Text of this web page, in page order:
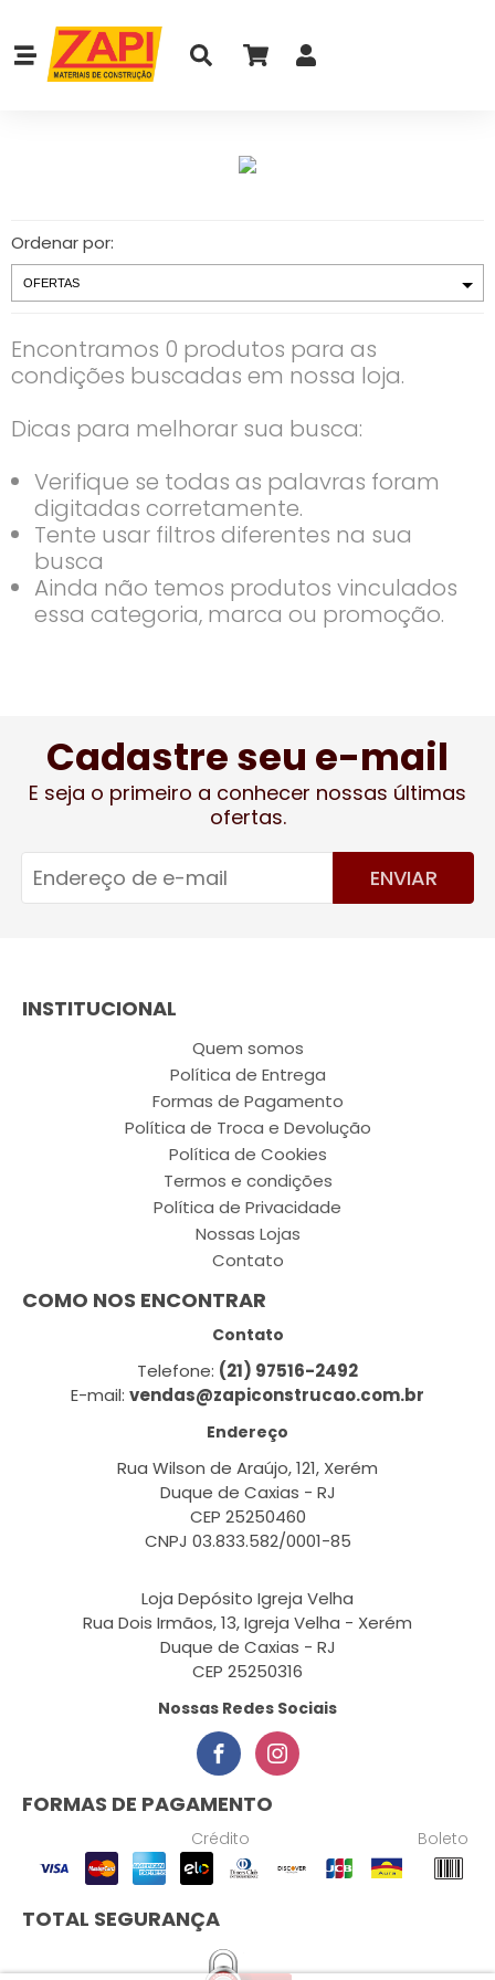
Ordenar por:
Encontramos 0 produtos para as
condições buscadas em nossa loja.
Dicas para melhorar sua busca:
Verifique se todas as palavras foram
digitadas corretamente.
Tente usar filtros diferentes na sua
busca
Ainda não temos produtos vinculados
essa categoria, marca ou promoção.
Cadastre seu e-mail
E seja o primeiro a conhecer nossas últimas
ofertas.
ENVIAR
INSTITUCIONAL
Quem somos
Política de Entrega
Formas de Pagamento
Política de Troca e Devolução
Política de Cookies
Termos e condições
Política de Privacidade
Nossas Lojas
Contato
COMO NOS ENCONTRAR
Contato
Telefone: (21) 97516-2492
E-mail: vendas@zapiconstrucao.com.br
Endereço
Rua Wilson de Araújo, 121, Xerém
Duque de Caxias - RJ
CEP 25250460
CNPJ 03.833.582/0001-85
Loja Depósito Igreja Velha
Rua Dois Irmãos, 13, Igreja Velha - Xerém
Duque de Caxias - RJ
CEP 25250316
Nossas Redes Sociais
FORMAS DE PAGAMENTO
Crédito Boleto
TOTAL SEGURANÇA